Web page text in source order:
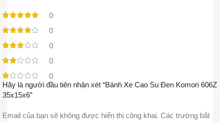
0
0
0
0
0
Hãy là người đầu tiên nhận xét “Bánh Xe Cao Su Đen Komori 606Z
35x15x6”
Email của bạn sẽ không được hiển thị công khai. Các trường bắt